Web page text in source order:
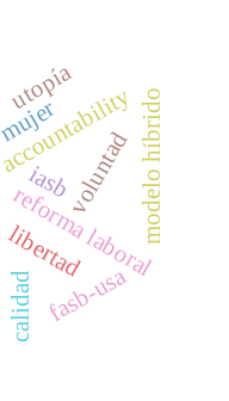
accountability
reforma laboral
voluntad
libertad
modelo híbrido
mujer
calidad fasb-usa
iasb
utopía